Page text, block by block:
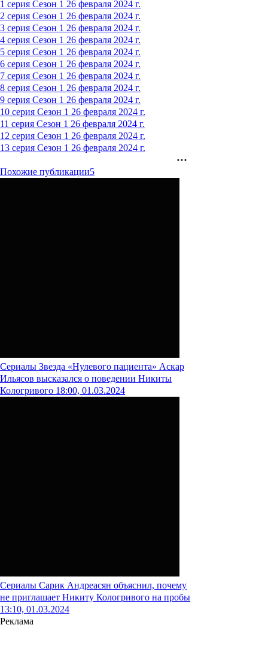
1 серия Сезон 1 26 февраля 2024 г.
2 серия Сезон 1 26 февраля 2024 г.
3 серия Сезон 1 26 февраля 2024 г.
4 серия Сезон 1 26 февраля 2024 г.
5 серия Сезон 1 26 февраля 2024 г.
6 серия Сезон 1 26 февраля 2024 г.
7 серия Сезон 1 26 февраля 2024 г.
8 серия Сезон 1 26 февраля 2024 г.
9 серия Сезон 1 26 февраля 2024 г.
10 серия Сезон 1 26 февраля 2024 г.
11 серия Сезон 1 26 февраля 2024 г.
12 серия Сезон 1 26 февраля 2024 г.
13 серия Сезон 1 26 февраля 2024 г.
Похожие публикации5
Сериалы Звезда «Нулевого пациента» Аскар
Ильясов высказался о поведении Никиты
Кологривого 18:00, 01.03.2024
Сериалы Сарик Андреасян объяснил, почему
не приглашает Никиту Кологривого на пробы
13:10, 01.03.2024
Реклама